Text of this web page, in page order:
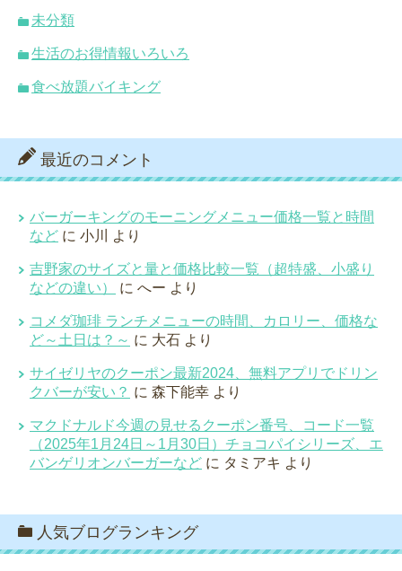
未分類
生活のお得情報いろいろ
食べ放題バイキング
最近のコメント
バーガーキングのモーニングメニュー価格一覧と時間
など に 小川 より
吉野家のサイズと量と価格比較一覧（超特盛、小盛り
などの違い）
に へー より
コメダ珈琲 ランチメニューの時間、カロリー、価格な
ど～土日は？～ に 大石 より
サイゼリヤのクーポン最新2024、無料アプリでドリン
クバーが安い？ に 森下能幸 より
マクドナルド今週の見せるクーポン番号、コード一覧
（2025年1月24日～1月30日）チョコパイシリーズ、エ
バンゲリオンバーガーなど に タミアキ より
人気ブログランキング